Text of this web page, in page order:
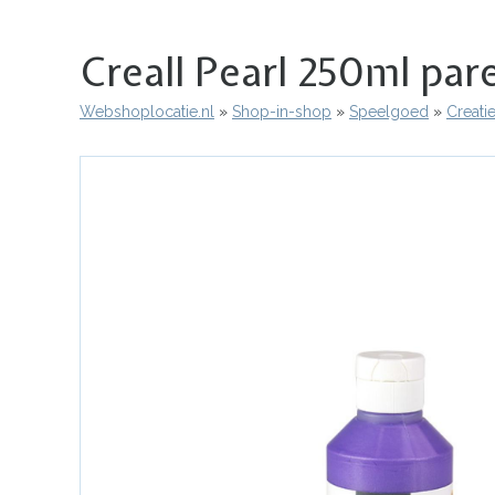
Creall Pearl 250ml
Kruimelpad
Webshoplocatie.nl Shop-in-shop Speelgoed